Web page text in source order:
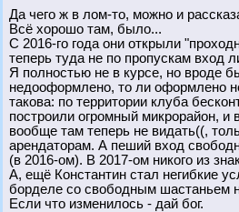
Да чего ж в лом-то, можно и
Всё хорошо там, было...
С 2016-го года они открыли
теперь туда не по пропускам вход
Я полностью не в курсе, но вроде
недооформлено, то ли оформлено
такова: по территории клуба
построили огромный микрорайон, и
вообще там теперь не видать((,
арендаторам. А пеший вход
(в 2016-ом). В 2017-ом никого из
А, ещё Константин стал негибкие
борделе со свободным шастаньем
Если что изменилось - дай бог.